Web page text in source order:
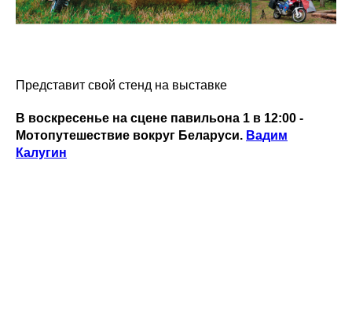
Представит свой стенд на выставке
В воскресенье на сцене павильона 1 в 12:00 -
Мотопутешествие вокруг Беларуси. Вадим
Калугин